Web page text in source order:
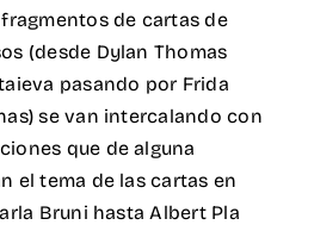
de cartas de
(desde Dylan Thomas
pasando por Frida
se van intercalando con
que de alguna
el tema de las cartas en
Bruni hasta Albert Pla